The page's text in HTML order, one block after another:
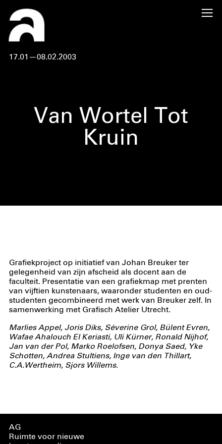
17.01—08.02.2003
Van Wortel Tot
Kruin
Grafiekproject op initiatief van Johan Breuker ter
gelegenheid van zijn afscheid als docent aan de
faculteit. Presentatie van een grafiekmap met prenten
van vijftien kunstenaars, waaronder studenten en oud-
studenten gecombineerd met werk van Breuker zelf. In
samenwerking met Grafisch Atelier Utrecht.
Marlies Appel, Joris Diks, Séverine Grol, Bülent Evren,
Wafae Ahalouch El Keriasti, Uli Kürner, Ronald Nijhof,
Jan van der Pol, Marko Roelofsen, Donya Saed, Yke
Schotten, Andrea Stultiens, Inge van den Thillart,
C.A.Wertheim, Sjors Willems.
AG
Ruimte voor nieuwe